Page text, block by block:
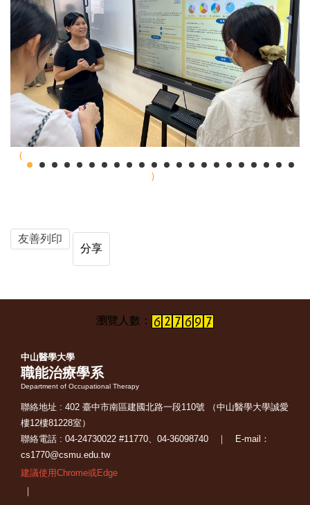
友善列印
分享
中山醫學大學
職能治療學系
Department of Occupational Therapy
聯絡地址 : 402 臺中市南區建國北路一段110號 （中山醫學大學誠愛
樓12樓81228室）
聯絡電話 : 04-24730022 #11770、04-36098740 ｜ E-mail：
cs1770@csmu.edu.tw
建議使用Chrome或Edge
｜